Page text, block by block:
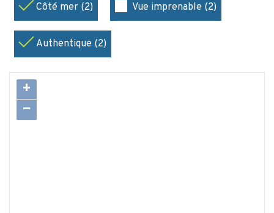
Côté mer (2) Vue imprenable (2)
Authentique (2)
+
−